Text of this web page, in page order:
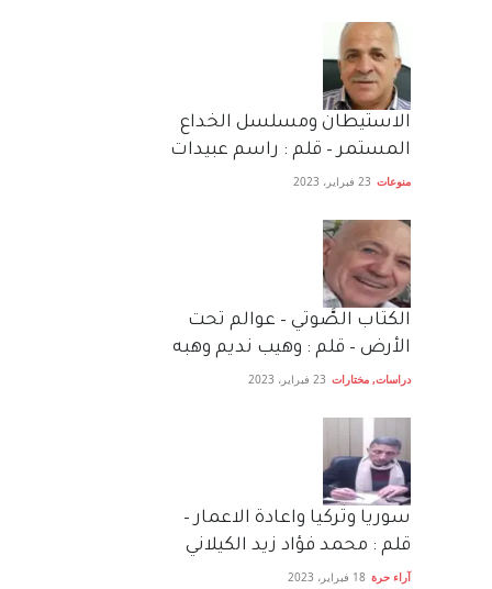
الاستيطان ومسلسل الخداع
المستمر – قلم : راسم عبيدات
منوعات 23 فبراير، 2023
الكتاب الصَّوتي – عوالم تحت
الأرض – قلم : وهيب نديم وهبه
دراسات, مختارات 23 فبراير، 2023
سوريا وتركيا واعادة الاعمار –
قلم : محمد فؤاد زيد الكيلاني
آراء حرة 18 فبراير، 2023